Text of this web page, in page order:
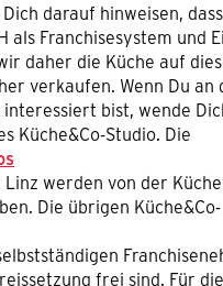
darauf hinweisen,
als Franchisesystem und
daher die Küche auf
verkaufen. Wenn Du an
bist, wende
Küche&Co-Studio. Die
Linz werden von der
Die übrigen Küche&Co-
frei sind. Für